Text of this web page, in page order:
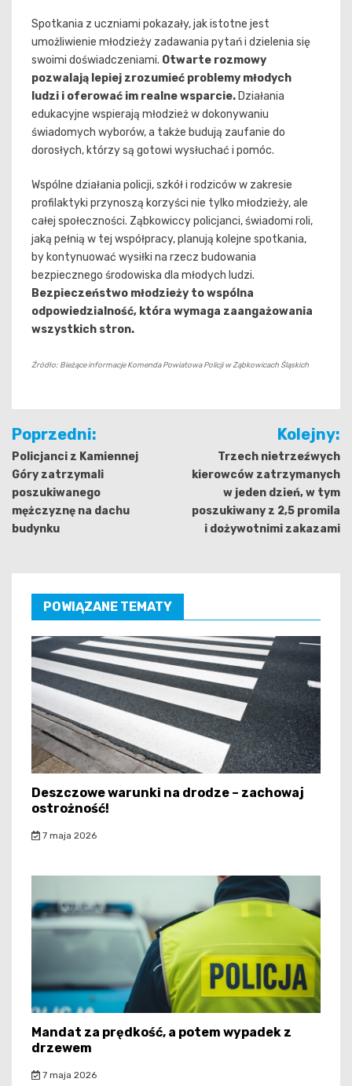
Spotkania z uczniami pokazały, jak istotne jest
umożliwienie młodzieży zadawania pytań i dzielenia się
swoimi doświadczeniami. Otwarte rozmowy
pozwalają lepiej zrozumieć problemy młodych
ludzi i oferować im realne wsparcie. Działania
edukacyjne wspierają młodzież w dokonywaniu
świadomych wyborów, a także budują zaufanie do
dorosłych, którzy są gotowi wysłuchać i pomóc.
Wspólne działania policji, szkół i rodziców w zakresie
profilaktyki przynoszą korzyści nie tylko młodzieży, ale
całej społeczności. Ząbkowiccy policjanci, świadomi roli,
jaką pełnią w tej współpracy, planują kolejne spotkania,
by kontynuować wysiłki na rzecz budowania
bezpiecznego środowiska dla młodych ludzi.
Bezpieczeństwo młodzieży to wspólna
odpowiedzialność, która wymaga zaangażowania
wszystkich stron.
Źródło: Bieżące informacje Komenda Powiatowa Policji w Ząbkowicach Śląskich
Nawigacja
wpisu
Poprzedni:
Policjanci z Kamiennej
Góry zatrzymali
poszukiwanego
mężczyznę na dachu
budynku
Kolejny:
Trzech nietrzeźwych
kierowców zatrzymanych
w jeden dzień, w tym
poszukiwany z 2,5 promila
i dożywotnimi zakazami
POWIĄZANE TEMATY
Deszczowe warunki na drodze – zachowaj
ostrożność!
7 maja 2026
Mandat za prędkość, a potem wypadek z
drzewem
7 maja 2026